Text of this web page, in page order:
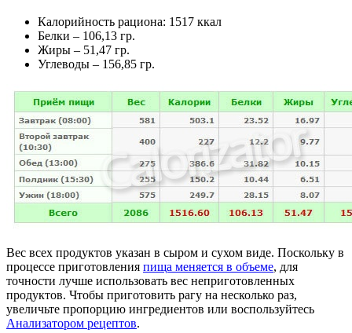
Калорийность рациона: 1517 ккал
Белки – 106,13 гр.
Жиры – 51,47 гр.
Углеводы – 156,85 гр.
Вес всех продуктов указан в сыром и сухом виде. Поскольку в
процессе приготовления пища меняется в объеме, для
точности лучше использовать вес неприготовленных
продуктов. Чтобы приготовить рагу на несколько раз,
увеличьте пропорцию ингредиентов или воспользуйтесь
Анализатором рецептов.